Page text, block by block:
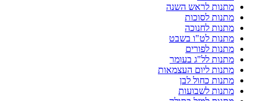
מתנות לראש השנה
מתנות לסוכות
מתנות לחנוכה
מתנות לט"ו בשבט
מתנות לפורים
מתנות לל"ג בעומר
מתנות ליום העצמאות
מתנות כחול לבן
מתנות לשבועות